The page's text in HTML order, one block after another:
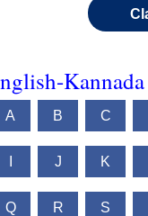
A B C
J K
Q R S